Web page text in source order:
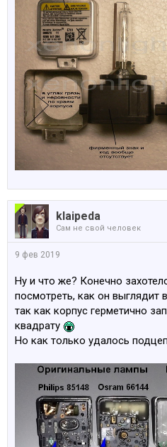
klaipeda
Сам не свой человек
9 фев 2019
Ну и что же? Конечно
посмотреть, как он выглядит
так как корпус герметично
квадрату
Но как только удалось